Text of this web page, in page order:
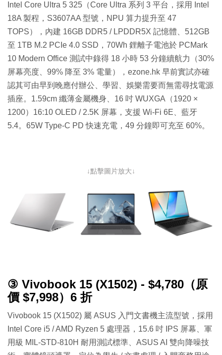
Intel Core Ultra 5 325（Core Ultra 系列 3 平台，採用 Intel
18A 製程，S3607AA 型號，NPU 算力提升至 47
TOPS），內建 16GB DDR5 / LPDDR5X 記憶體、512GB
至 1TB M.2 PCIe 4.0 SSD，70Wh 鋰離子電池於 PCMark
10 Modern Office 測試中錄得 18 小時 53 分鐘續航力（30%
屏幕亮度、99% 降至 3% 電量），ezone.hk 早前實試亦確
認其可由早到晚應付辦公、學習、娛樂需要而無需尋找電源
插座。1.59cm 纖薄金屬機身、16 吋 WUXGA（1920 ×
1200）16:10 OLED / 2.5K 屏幕，支援 Wi-Fi 6E、藍牙
5.4。65W Type-C PD 快速充電，49 分鐘即可充至 60%。
↓點擊圖片放大↓
③ Vivobook 15 (X1502) - $4,780（原
價 $7,998）6 折
Vivobook 15 (X1502) 屬 ASUS 入門文書機主流型號，採用
Intel Core i5 / AMD Ryzen 5 處理器，15.6 吋 IPS 屏幕、軍
用級 MIL-STD-810H 耐用測試標準、ASUS AI 雙向降噪技